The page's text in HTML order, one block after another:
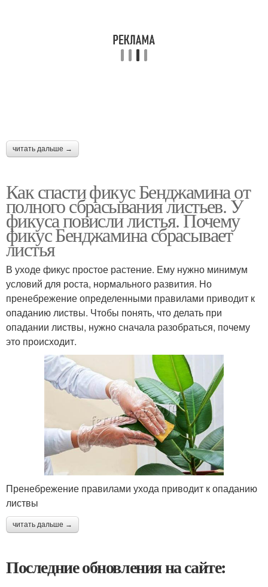
читать дальше →
Как спасти фикус Бенджамина от
полного сбрасывания листьев. У
фикуса повисли листья. Почему
фикус Бенджамина сбрасывает
листья
В уходе фикус простое растение. Ему нужно минимум
условий для роста, нормального развития. Но
пренебрежение определенными правилами приводит к
опаданию листвы. Чтобы понять, что делать при
опадании листвы, нужно сначала разобраться, почему
это происходит.
Пренебрежение правилами ухода приводит к опаданию
листвы
читать дальше →
Последние обновления на сайте: